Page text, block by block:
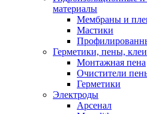
материалы
Мембраны и
Мастики
Герметики, пены, клеи
Монтажная пена
Очистители
Герметики
Электроды
Арсенал